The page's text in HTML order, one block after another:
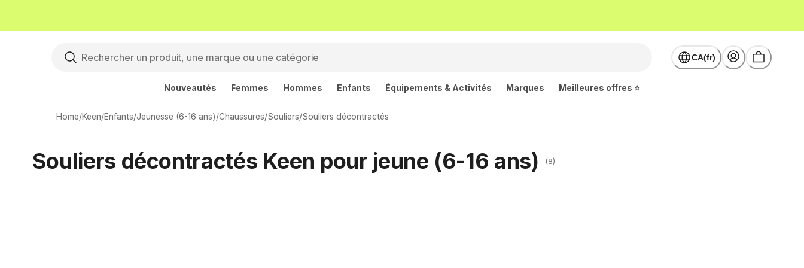
CA(fr)
Nouveautés Femmes Hommes Enfants Équipements & Activités Marques Meilleures offres ⭐
Home/Keen/Enfants/Jeunesse (6-16 ans)/Chaussures/Souliers/Souliers décontractés
Souliers décontractés Keen pour jeune (6-16 ans) (8)